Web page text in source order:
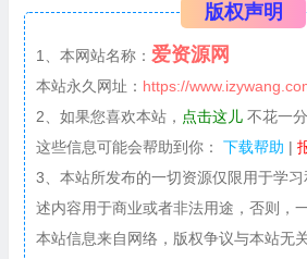
版权声明
1、本网站名称： 爱资源网
本站永久网址： https://
2、如果您喜欢本站， 点击这儿不花一
这些信息可能会帮助到你：
下载帮助 |
3、本站所发布的一切资源仅限用于学
述内容用于商业或者非法用途，否则，
本站信息来自网络，版权争议与本站无